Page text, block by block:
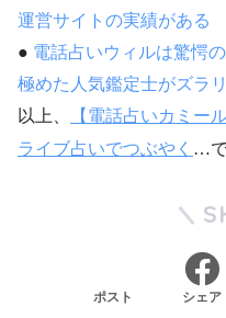
運営サイトの実績がある
● 電話占いウィルは驚愕
極めた人気鑑定士がズラリ
以上、
【電話占いカミー
ライブ占いでつぶやく …で
ポスト シェア